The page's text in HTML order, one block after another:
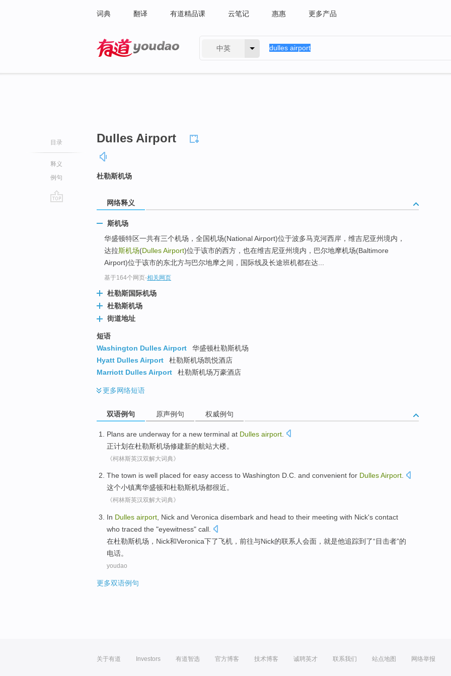
词典 翻译 有道精品课 云笔记 惠惠 更多产品
中英
目录
释义
例句
Dulles Airport
杜勒斯机场
网络释义
斯机场
华盛顿特区一共有三个机场，全国机场(National Airport)位于波多马克河西岸，维吉尼亚州境内，
达拉斯机场(Dulles Airport)位于该市的西方，也在维吉尼亚州境内，巴尔地摩机场(Baltimore
Airport)位于该市的东北方与巴尔地摩之间，国际线及长途班机都在达...
基于164个网页-相关网页
杜勒斯国际机场
杜勒斯机场
街道地址
短语
Washington Dulles Airport
华盛顿杜勒斯机场
Hyatt Dulles Airport
杜勒斯机场凯悦酒店
Marriott Dulles Airport
杜勒斯机场万豪酒店
更多网络短语
双语例句 原声例句 权威例句
Plans are underway for a new terminal at Dulles airport
正计划在杜勒斯机场修建新的航站大楼。
《柯林斯英汉双解大词典》
The town is well placed for easy access to Washington D.C. and convenient for DullesAirport.
这个小镇离华盛顿和杜勒斯机场都很近。
《柯林斯英汉双解大词典》
In Dulles airport Nick and Veronica disembark and head to their meeting with Nick's contact
who traced the "eyewitness" call
在杜勒斯机场 ， Nick和Veronica下了飞机 ，前往与Nick的联系人会面 ， 就是他追踪到了“目击者”的
电话。
youdao
更多双语例句
关于有道 Investors 有道智选 官方博客 技术博客 诚聘英才 联系我们 站点地图 网络举报